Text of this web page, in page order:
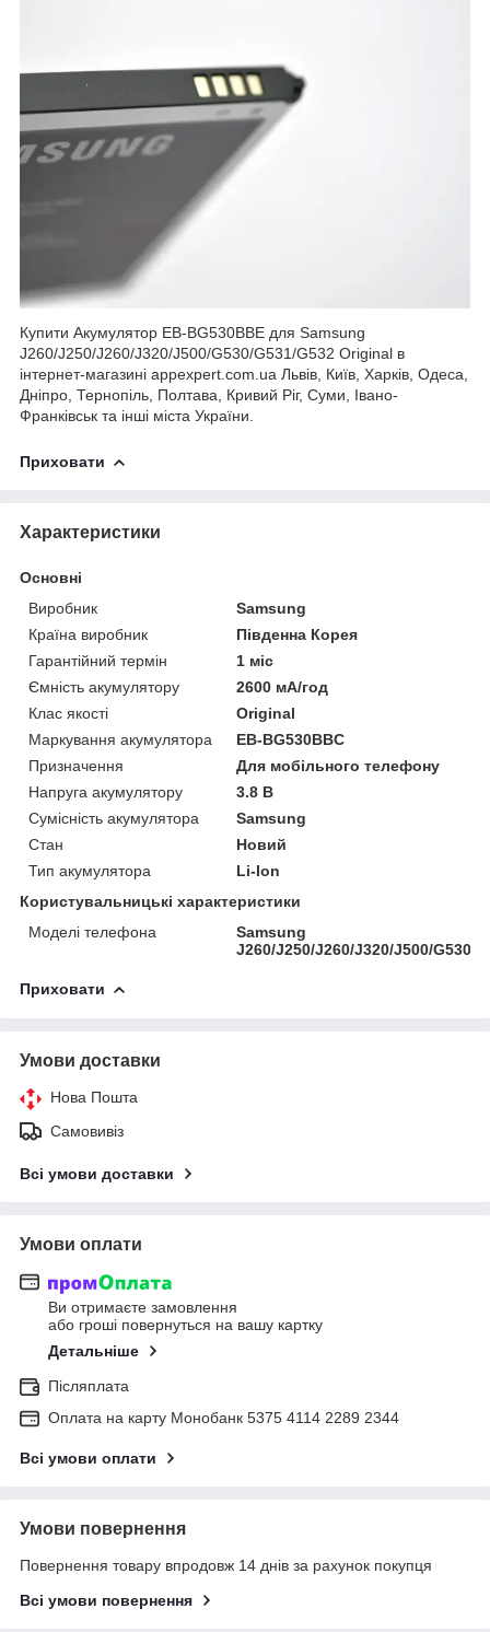
Купити Акумулятор EB-BG530BBE для Samsung
J260/J250/J260/J320/J500/G530/G531/G532 Original в
інтернет-магазині appexpert.com.ua Львів, Київ, Харків, Одеса,
Дніпро, Тернопіль, Полтава, Кривий Ріг, Суми, Івано-
Франківськ та інші міста України.
Приховати
Характеристики
Основні
Виробник
Samsung
Країна виробник
Південна Корея
Гарантійний термін
1 міс
Ємність акумулятору
2600 мА/год
Клас якості
Original
Маркування акумулятора
EB-BG530BBC
Призначення
Для мобільного телефону
Напруга акумулятору
3.8 В
Сумісність акумулятора
Samsung
Стан
Новий
Тип акумулятора
Li-Ion
Користувальницькі характеристики
Моделі телефона
Samsung
J260/J250/J260/J320/J500/G530/
Приховати
Умови доставки
Нова Пошта
Самовивіз
Всі умови доставки
Умови оплати
Ви отримаєте замовлення
або гроші повернуться на вашу картку
Детальніше
Післяплата
Оплата на карту Монобанк 5375 4114 2289 2344
Всі умови оплати
Умови повернення
Повернення товару впродовж 14 днів за рахунок покупця
Всі умови повернення